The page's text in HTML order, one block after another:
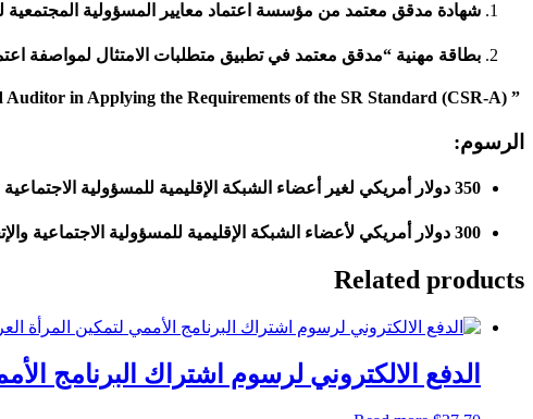
شهادة مدقق معتمد من مؤسسة اعتماد معايير المسؤولية المجتمعية
بطاقة مهنية “مدقق معتمد في تطبيق متطلبات الامتثال لمواصفة
” Certified Auditor in Applying the Requirements of the SR Standard (CSR-A)
الرسوم:
350 دولار أمريكي لغير أعضاء الشبكة الإقليمية للمسؤولية الاجتماعية والإتحاد الدولي للمسؤولية المجتمعية.
300 دولار أمريكي لأعضاء الشبكة الإقليمية للمسؤولية الاجتماعية والإتحاد الدولي للمسؤولية المجتمعية.
Related products
الدفع الالكتروني لرسوم اشتراك البرنامج